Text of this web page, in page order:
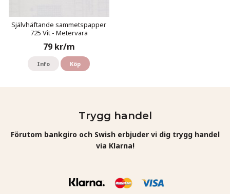
Självhäftande sammetspapper
725 Vit - Metervara
79 kr/m
Info Köp
Trygg handel
Förutom bankgiro och Swish erbjuder vi dig trygg handel
via Klarna!